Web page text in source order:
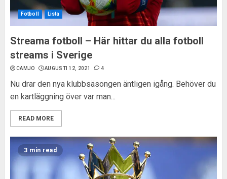
Fotboll Lista
Streama fotboll – Här hittar du alla fotboll
streams i Sverige
CAMJO AUGUSTI 12, 2021 4
Nu drar den nya klubbsäsongen äntligen igång. Behöver du
en kartläggning över var man...
READ MORE
3 min read